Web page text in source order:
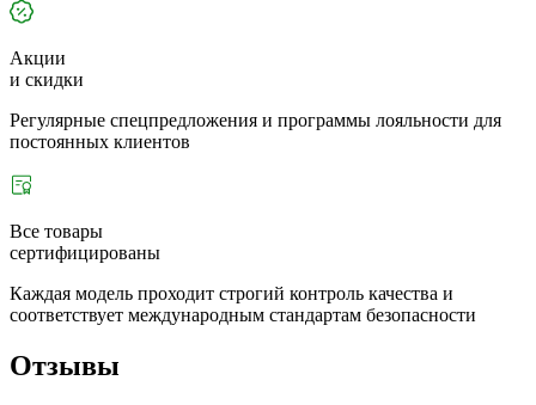
Акции
и скидки
Регулярные спецпредложения и программы лояльности для
постоянных клиентов
Все товары
сертифицированы
Каждая модель проходит строгий контроль качества и
соответствует международным стандартам безопасности
Отзывы